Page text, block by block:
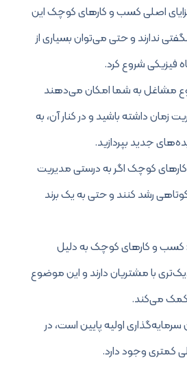
اصلی کسب و کارهای کوچک این
ندارند و حتی می‌توان بسیاری از
فیزیکی شروع کرد.
مشاغل به شما امکان می‌دهند
زمان داشته باشید و در کنار آن، به
جدید بپردازید.
کوچک اگر به درستی مدیریت
رشد کنند و حتی به یک برند
کسب و کارهای کوچک به دلیل
با مشتریان دارند و این موضوع
می‌کند.
اولیه پایین است، در
وجود دارد.